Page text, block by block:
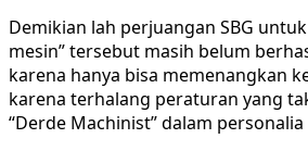
Demikian lah perjuangan SBG
mesin” tersebut masih belum
karena hanya bisa memenangkan
karena terhalang peraturan yang
“Derde Machinist” dalam personalia